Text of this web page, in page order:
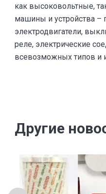
как высоковольтные,
машины и устройства –
электродвигатели,
реле, электрические
всевозможных типов и
Другие